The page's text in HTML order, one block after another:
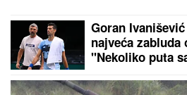
Goran
najveća
"Nekoliko puta